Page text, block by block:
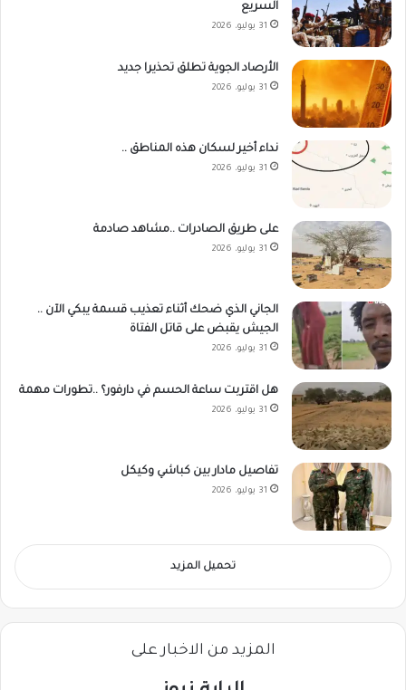
السريع
31 يوليو، 2026
الأرصاد الجوية تطلق تحذيرا جديد
31 يوليو، 2026
نداء أخير لسكان هذه المناطق ..
31 يوليو، 2026
على طريق الصادرات ..مشاهد صادمة
31 يوليو، 2026
الجاني الذي ضحك أثناء تعذيب قسمة يبكي الآن ..
الجيش يقبض على قاتل الفتاة
31 يوليو، 2026
هل اقتربت ساعة الحسم في دارفور؟ ..تطورات مهمة
31 يوليو، 2026
تفاصيل مادار بين كباشي وكيكل
31 يوليو، 2026
تحميل المزيد
المزيد من الاخبار على